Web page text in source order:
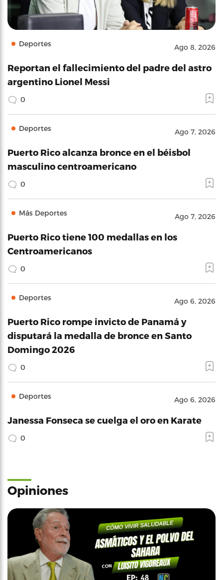
Deportes Ago 8, 2026
Reportan el fallecimiento del padre del astro
argentino Lionel Messi
0
Deportes Ago 7, 2026
Puerto Rico alcanza bronce en el béisbol
masculino centroamericano
0
Más Deportes Ago 7, 2026
Puerto Rico tiene 100 medallas en los
Centroamericanos
0
Deportes Ago 6, 2026
Puerto Rico rompe invicto de Panamá y
disputará la medalla de bronce en Santo
Domingo 2026
0
Deportes Ago 6, 2026
Janessa Fonseca se cuelga el oro en Karate
0
Opiniones